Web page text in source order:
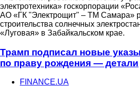
электротехника» госкорпорации
АО «ГК "Электрощит" – ТМ Самара»
строительства солнечных
«Луговая» в Забайкальском крае.
Трамп подписал новые
по праву рождения — детали
FINANCE.UA